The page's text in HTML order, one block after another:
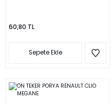
60,80 TL
Sepete Ekle